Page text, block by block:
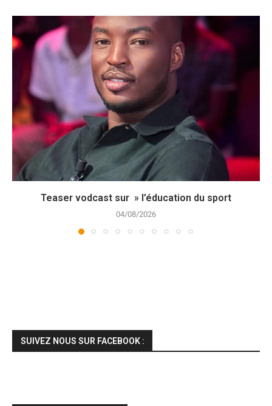
Teaser vodcast sur » l’éducation du sport
04/08/2026
SUIVEZ NOUS SUR FACEBOOK :